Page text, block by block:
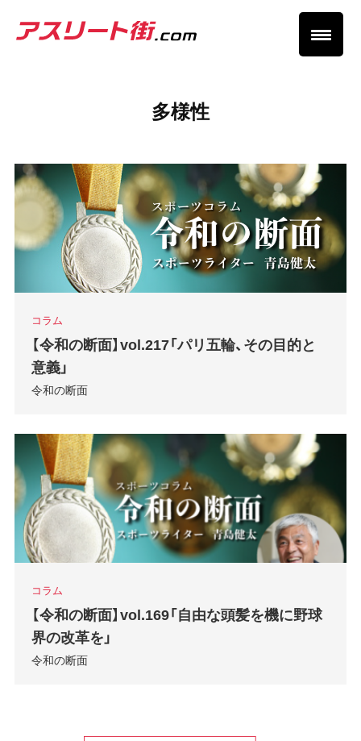
多様性
コラム
【令和の断面】vol.217「パリ五輪、その目的と
意義」
令和の断面
コラム
【令和の断面】vol.169「自由な頭髪を機に野球
界の改革を」
令和の断面